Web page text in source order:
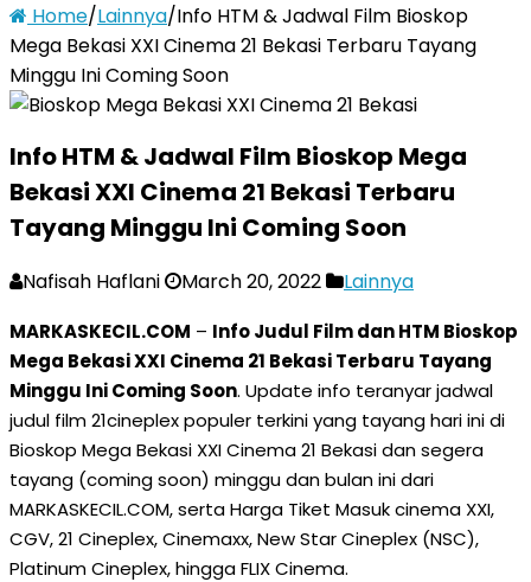
Home/Lainnya/Info HTM & Jadwal Film Bioskop
Mega Bekasi XXI Cinema 21 Bekasi Terbaru Tayang
Minggu Ini Coming Soon
Info HTM & Jadwal Film Bioskop Mega
Bekasi XXI Cinema 21 Bekasi Terbaru
Tayang Minggu Ini Coming Soon
Nafisah Haflani March 20, 2022 Lainnya
MARKASKECIL.COM – Info Judul Film dan HTM Bioskop
Mega Bekasi XXI Cinema 21 Bekasi Terbaru Tayang
Minggu Ini Coming Soon. Update info teranyar jadwal
judul film 21cineplex populer terkini yang tayang hari ini di
Bioskop Mega Bekasi XXI Cinema 21 Bekasi dan segera
tayang (coming soon) minggu dan bulan ini dari
MARKASKECIL.COM, serta Harga Tiket Masuk cinema XXI,
CGV, 21 Cineplex, Cinemaxx, New Star Cineplex (NSC),
Platinum Cineplex, hingga FLIX Cinema.